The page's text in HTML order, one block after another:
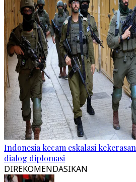
Indonesia kecam eskalasi
dialog diplomasi
DIREKOMENDASIKAN